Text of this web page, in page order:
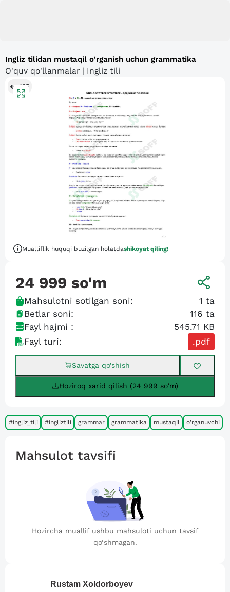
Ingliz tilidan mustaqil o'rganish uchun grammatika
O'quv qo'llanmalar | Ingliz tili
485
Mualliflik huquqi buzilgan holatdashikoyat qiling!
24 999 so'm
Mahsulotni sotilgan soni: 1 ta
Betlar soni:
116 ta
Fayl hajmi :
545.71 KB
Fayl turi:
.pdf
Savatga qo’shish
Hoziroq xarid qilish (24 999 so'm)
#ingliz_tili #ingliztili grammar grammatika mustaqil o'rganuvchi
Mahsulot tavsifi
Hozircha muallif ushbu mahsuloti uchun tavsif
qo‘shmagan.
Rustam Xoldorboyev